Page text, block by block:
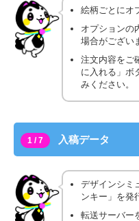
絵柄ごとにオ
オプションの
場合がござい
注文内容をご
に入れる」ボ
みください。
1 / 7 入稿データ
デザインシミ
ンキー」を発
転送サーバー